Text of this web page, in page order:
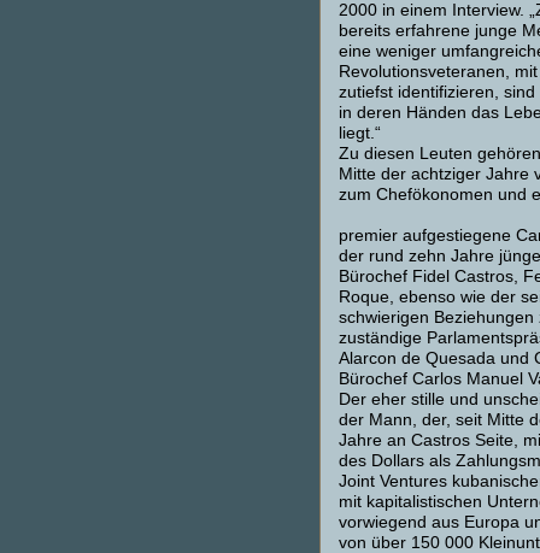
2000 in einem Interview.
bereits erfahrene junge
eine weniger
Revolutionsveteranen,
zutiefst identifizieren, sind
in deren Händen das
liegt.“
Zu diesen Leuten
Mitte der achtziger Jahre
zum Chefökonomen und
premier aufgestiegene
der rund zehn Jahre
Bürochef Fidel Castros,
Roque, ebenso wie der
schwierigen Beziehungen
zuständige
Alarcon de Quesada und
Bürochef Carlos Manuel
Der eher stille und
der Mann, der, seit Mitte
Jahre an Castros Seite,
des Dollars als
Joint Ventures
mit kapitalistischen
vorwiegend aus Europa
von über 150 000